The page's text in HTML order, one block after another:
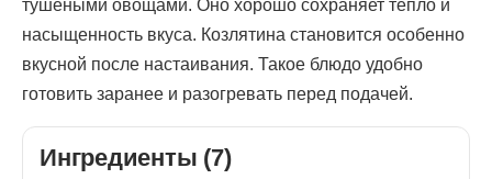
тушеными овощами. Оно хорошо сохраняет тепло и
насыщенность вкуса. Козлятина становится особенно
вкусной после настаивания. Такое блюдо удобно
готовить заранее и разогревать перед подачей.
Ингредиенты (7)